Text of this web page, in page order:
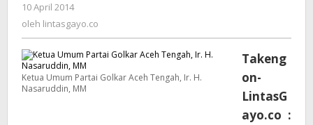
10 April 2014
lintasgayo.co
oleh lintasgayo.co
Ketua Umum Partai Golkar Aceh Tengah, Ir. H.
Nasaruddin, MM
Takeng
on-
LintasG
ayo.co :